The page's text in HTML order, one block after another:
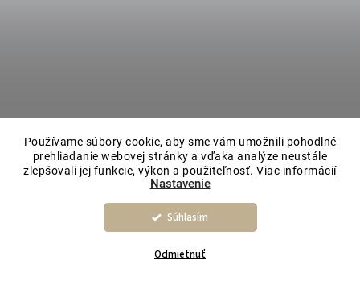
Používame súbory cookie, aby sme vám umožnili pohodlné
prehliadanie webovej stránky a vďaka analýze neustále
zlepšovali jej funkcie, výkon a použiteľnosť.Viac informácií
Nastavenie
Odmietnuť
Súhlasím